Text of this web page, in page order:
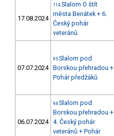
17.08.2024
114 Slalom O štít
města Benátek + 6.
Český pohár
veteránů
07.07.2024
95 Slalom pod
Borskou přehradou +
Pohár předžáků
06.07.2024
94 Slalom pod
Borskou přehradou +
4. Český pohár
veteránů + Pohár